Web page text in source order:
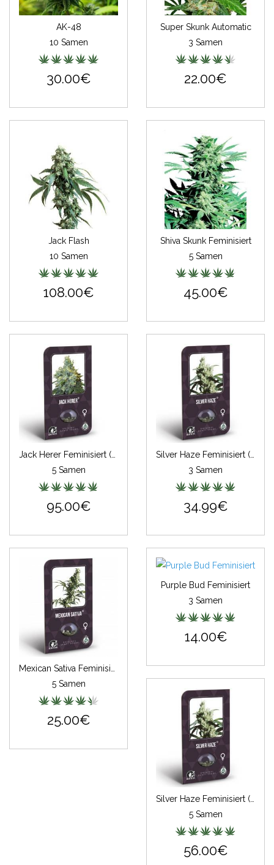
AK-48
10 Samen
30.00€
Super Skunk Automatic
3 Samen
22.00€
Jack Flash
10 Samen
108.00€
Shiva Skunk Feminisiert
5 Samen
45.00€
5 Samen
95.00€
3 Samen
34.99€
5 Samen
25.00€
Purple Bud Feminisiert
3 Samen
14.00€
5 Samen
56.00€